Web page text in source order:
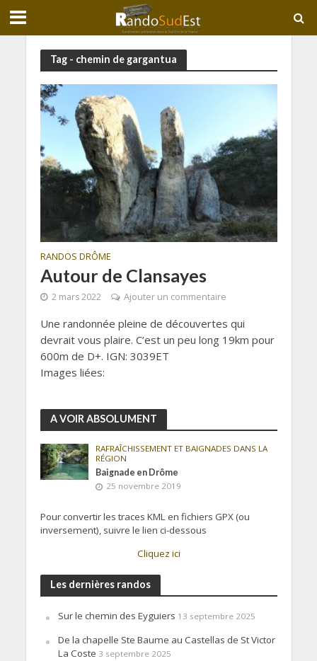
Tag - chemin de gargantua
RANDOS DRÔME
Autour de Clansayes
2 mars 2022 Ajouter un commentaire
Une randonnée pleine de découvertes qui
devrait vous plaire. C’est un peu long 19km pour
600m de D+. IGN: 3039ET
Images liées:
A VOIR ABSOLUMENT
RAFRAÎCHISSEMENT ET BAIGNADES DANS LA
RÉGION
Baignade en Drôme
25 novembre 2019
Pour convertir les traces KML en fichiers GPX (ou
inversement), suivre le lien ci-dessous
Cliquez ici
Les dernières randos
Sur le chemin des Eyguiers 13 septembre 2025
De la chapelle Ste Baume au Castellas de St Victor
La Coste 3 septembre 2025